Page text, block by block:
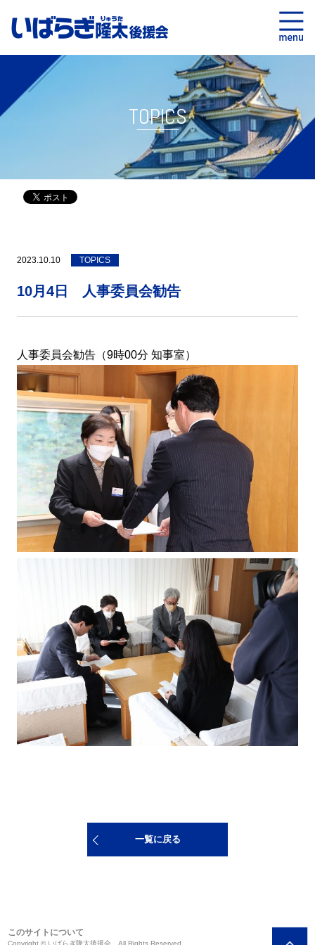
TOPICS
2023.10.10 TOPICS
10月4日 人事委員会勧告
人事委員会勧告（9時00分 知事室）
一覧に戻る
このサイトについて
Copyright © いばらぎ隆太後援会．All Rights Reserved.